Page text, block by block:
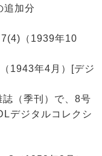
追加分
7(4)（1939年10
1943年4月）[デジ
（季刊）で、8号
デジタルコレクシ